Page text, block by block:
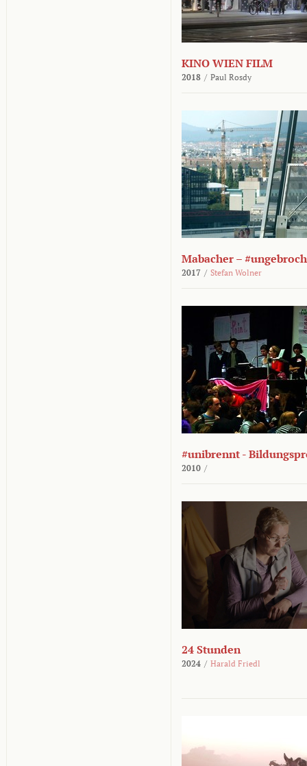
KINO WIEN FILM
2018 / Paul Rosdy
Mabacher –
2017 / Stefan Wolner
#unibrennt -
2010 /
24 Stunden
2024 / Harald Friedl